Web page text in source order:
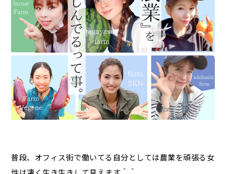
普段、オフィス街で働いてる自分としては農業を頑張る女